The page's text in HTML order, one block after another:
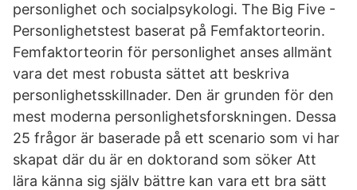
personlighet och socialpsykologi. The Big Five -
Personlighetstest baserat på Femfaktorteorin.
Femfaktorteorin för personlighet anses allmänt
vara det mest robusta sättet att beskriva
personlighetsskillnader. Den är grunden för den
mest moderna personlighetsforskningen. Dessa
25 frågor är baserade på ett scenario som vi har
skapat där du är en doktorand som söker Att
lära känna sig själv bättre kan vara ett bra sätt